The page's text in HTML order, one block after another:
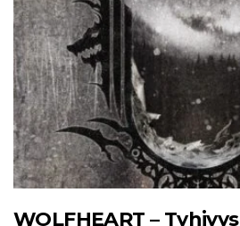
WOLFHEART – Tyhjyys